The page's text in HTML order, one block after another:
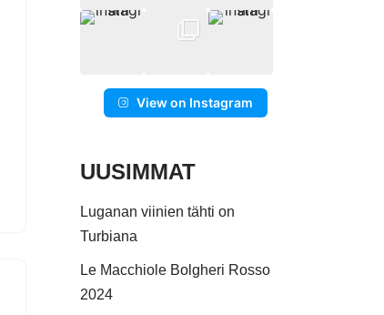
View on Instagram
UUSIMMAT
Luganan viinien tähti on
Turbiana
Le Macchiole Bolgheri Rosso
2024